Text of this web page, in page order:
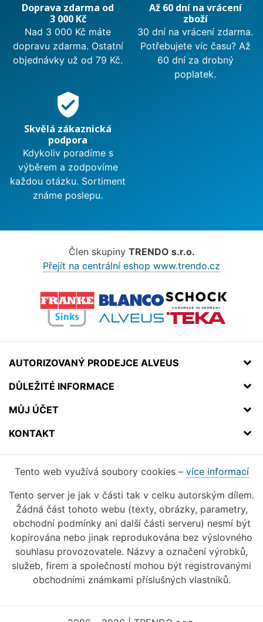
Doprava zdarma od
3 000 Kč
Nad 3 000 Kč máte
dopravu zdarma. Ostatní
objednávky už od 79 Kč.
Až 60 dní na vrácení
zboží
30 dní na vrácení zdarma.
Potřebujete víc času? Až
60 dní za drobný
poplatek.
verified_user
Skvělá zákaznická
podpora
Kdykoliv poradíme s
výběrem a zodpovíme
každou otázku. Sortiment
známe poslepu.
Člen skupiny TRENDO s.r.o.
Přejít na centrální eshop www.trendo.cz
AUTORIZOVANÝ PRODEJCE ALVEUS
DŮLEŽITÉ INFORMACE
MŮJ ÚČET
KONTAKT
Tento web využívá soubory cookies – více informací
Tento server je jak v části tak v celku autorským dílem.
Žádná část tohoto webu (texty, obrázky, parametry,
obchodní podmínky ani další části serveru) nesmí být
kopírována nebo jinak reprodukována bez výslovného
souhlasu provozovatele. Názvy a označení výrobků,
služeb, firem a společností mohou být registrovanými
obchodními známkami příslušných vlastníků.